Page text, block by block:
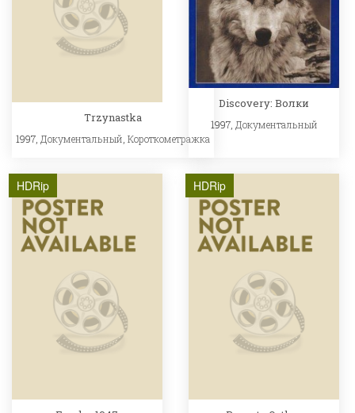
Trzynastka
1997, Документальный Короткометражка
Discovery: Волки
1997, Документальный
HDRip HDRip